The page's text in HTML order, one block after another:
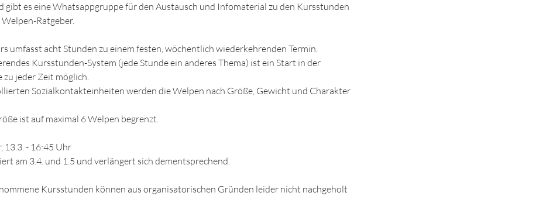
gibt es eine Whatsappgruppe für den Austausch und Infomaterial zu den Kursstunden
Ratgeber.
umfasst acht Stunden zu einem festen, wöchentlich wiederkehrenden Termin.
Kursstunden-System (jede Stunde ein anderes Thema) ist ein Start in der
jeder Zeit möglich.
Sozialkontakteinheiten werden die Welpen nach Größe, Gewicht und Charakter
ist auf maximal 6 Welpen begrenzt.
13.3. - 16:45 Uhr
am 3.4. und 1.5 und verlängert sich dementsprechend.
Kursstunden können aus organisatorischen Gründen leider nicht nachgeholt